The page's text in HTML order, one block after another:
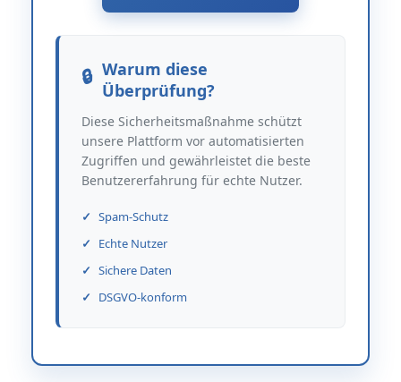
Warum diese
Überprüfung?
Diese Sicherheitsmaßnahme schützt
unsere Plattform vor automatisierten
Zugriffen und gewährleistet die beste
Benutzererfahrung für echte Nutzer.
Spam-Schutz
Echte Nutzer
Sichere Daten
DSGVO-konform